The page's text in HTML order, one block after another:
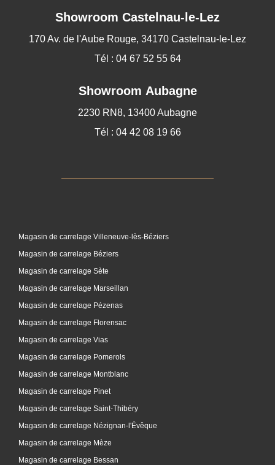
Showroom Castelnau-le-Lez
170 Av. de l'Aube Rouge, 34170 Castelnau-le-Lez
Tél : 04 67 52 55 64
Showroom Aubagne
2230 RN8, 13400 Aubagne
Tél : 04 42 08 19 66
Magasin de carrelage Villeneuve-lès-Béziers
Magasin de carrelage Béziers
Magasin de carrelage Sète
Magasin de carrelage Marseillan
Magasin de carrelage Pézenas
Magasin de carrelage Florensac
Magasin de carrelage Vias
Magasin de carrelage Pomerols
Magasin de carrelage Montblanc
Magasin de carrelage Pinet
Magasin de carrelage Saint-Thibéry
Magasin de carrelage Nézignan-l'Évêque
Magasin de carrelage Mèze
Magasin de carrelage Bessan